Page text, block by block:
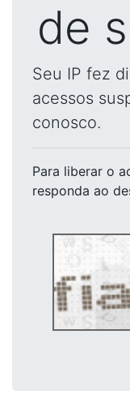
de
Seu IP fez
acessos
conosco.
Para liberar o
responda ao